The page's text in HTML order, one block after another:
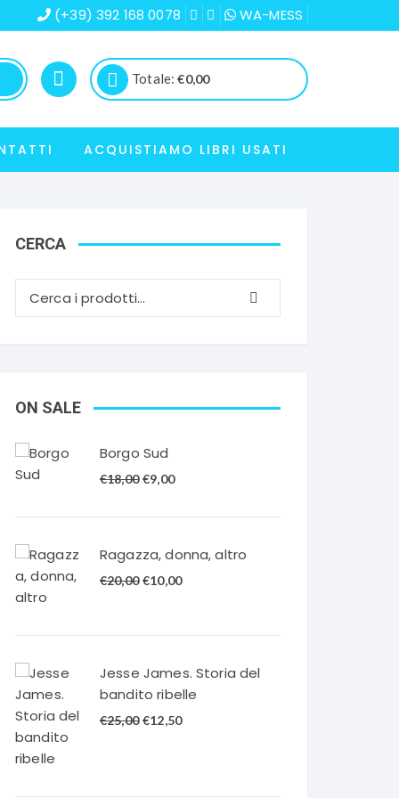
(+39) 392 168 0078 WA-MESS
Totale:€0,00
ACQUISTIAMO LIBRI USATI
CERCA
ON SALE
Borgo Sud
€18,00 Il
€18,00.
€9,00Il
€9,00.
Ragazza, donna, altro
€20,00 Il
€20,00.
€10,00Il
€10,00.
Jesse James. Storia del
bandito ribelle
€25,00 Il
€12,50Il